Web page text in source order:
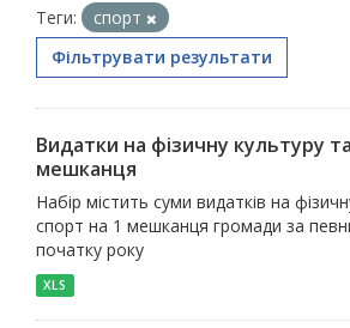
Теги:
спорт
Фільтрувати результати
Видатки на фізичну культуру
мешканця
Набір містить суми видатків на
спорт на 1 мешканця громади за
початку року
XLS